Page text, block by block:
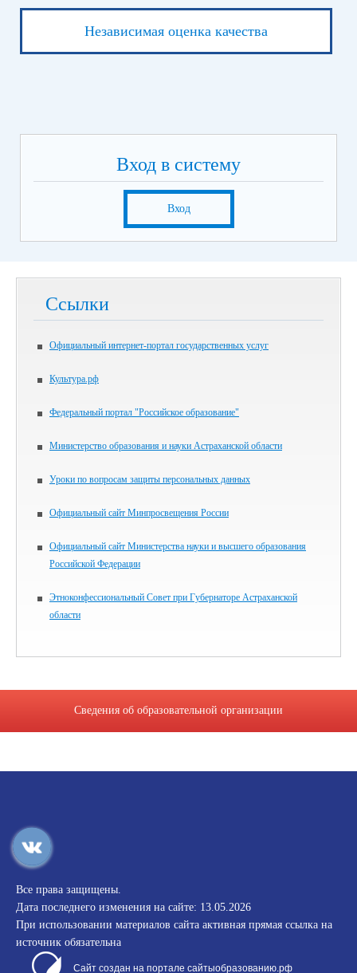
Независимая оценка качества
Вход в систему
Вход
Ссылки
Официальный интернет-портал государственных услуг
Культура.рф
Федеральный портал "Российское образование"
Министерство образования и науки Астраханской области
Уроки по вопросам защиты персональных данных
Официальный сайт Минпросвещения России
Официальный сайт Министерства науки и высшего образования
Российской Федерации
Этноконфессиональный Совет при Губернаторе Астраханской
области
Сведения об образовательной организации
Все права защищены.
Дата последнего изменения на сайте: 13.05.2026
При использовании материалов сайта активная прямая ссылка на
источник обязательна
Сайт создан на портале сайтыобразованию.рф